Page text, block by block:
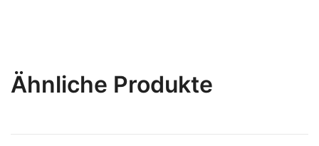
Ähnliche Produkte